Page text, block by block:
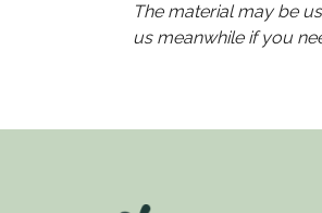
The material may be
us meanwhile if you